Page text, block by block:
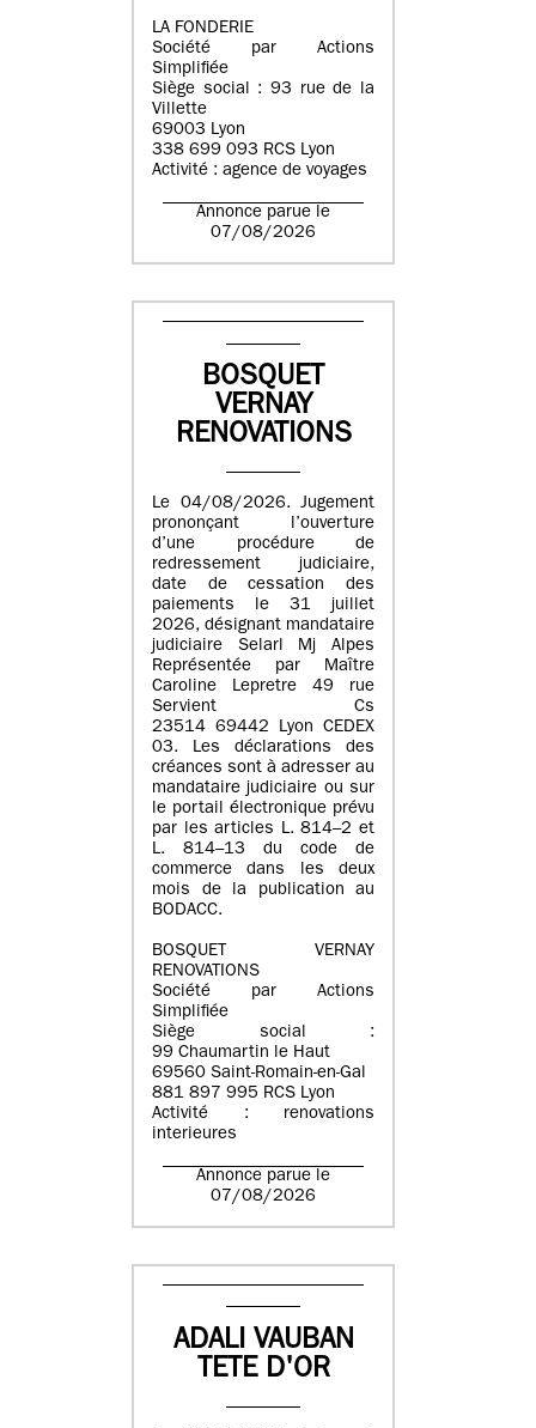
LA FONDERIE
Société par Actions
Simplifiée
Siège social : 93 rue de la
Villette
69003 Lyon
338 699 093 RCS Lyon
Activité : agence de voyages
Annonce parue le
07/08/2026
BOSQUET
VERNAY
RENOVATIONS
Le 04/08/2026. Jugement
prononçant l’ouverture
d’une procédure de
redressement judiciaire,
date de cessation des
paiements le 31 juillet
2026, désignant mandataire
judiciaire Selarl Mj Alpes
Représentée par Maître
Caroline Lepretre 49 rue
Servient Cs
23514 69442 Lyon CEDEX
03. Les déclarations des
créances sont à adresser au
mandataire judiciaire ou sur
le portail électronique prévu
par les articles L. 814–2 et
L. 814–13 du code de
commerce dans les deux
mois de la publication au
BODACC.
BOSQUET VERNAY
RENOVATIONS
Société par Actions
Simplifiée
Siège social :
99 Chaumartin le Haut
69560 Saint-Romain-en-Gal
881 897 995 RCS Lyon
Activité : renovations
interieures
Annonce parue le
07/08/2026
ADALI VAUBAN
TETE D'OR